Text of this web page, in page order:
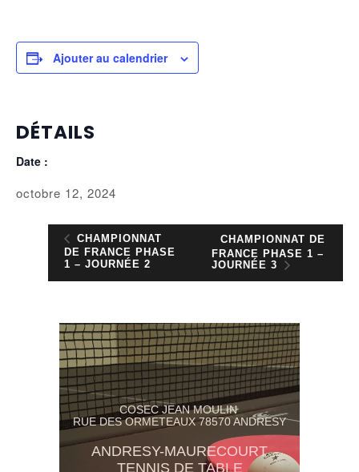
Ajouter au calendrier
DÉTAILS
Date :
octobre 12, 2024
CHAMPIONNAT
DE FRANCE PHASE
1 – JOURNÉE 2
CHAMPIONNAT DE
FRANCE PHASE 1 –
JOURNÉE 3
COSEC JEAN MOULIN
RUE DES ORMETEAUX 78570 ANDRESY
ANDRESY-MAURECOURT
TENNIS DE TABLE